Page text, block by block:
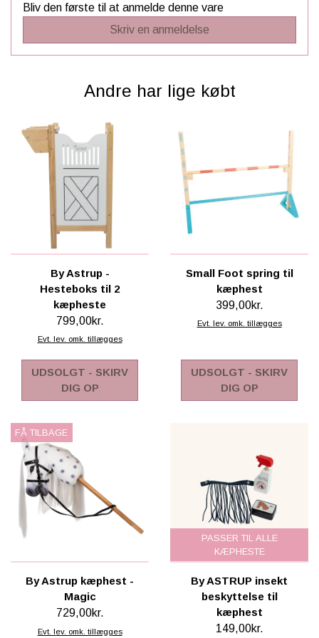
Bliv den første til at anmelde denne vare
Skriv en anmeldelse
Andre har lige købt
By Astrup -
Hesteboks til 2
kæpheste
799,00kr.
Evt. lev. omk. tillægges
UDSOLGT - SKIRV
DIG OP
Small Foot spring til
kæphest
399,00kr.
Evt. lev. omk. tillægges
UDSOLGT - SKIRV
DIG OP
FÅ TILBAGE
By Astrup kæphest -
Magic
729,00kr.
Evt. lev. omk. tillægges
PASSER TIL ALLE
KÆPHESTE
By ASTRUP insekt
beskyttelse til
kæphest
149,00kr.